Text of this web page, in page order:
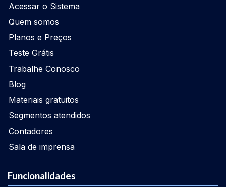
Acessar o Sistema
Quem somos
Planos e Preços
Teste Grátis
Trabalhe Conosco
Blog
Materiais gratuitos
Segmentos atendidos
Contadores
Sala de imprensa
Funcionalidades